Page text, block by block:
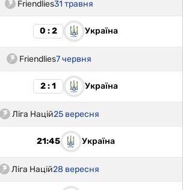
Friendlies31 травня
0 : 2 Україна
Friendlies7 червня
2 : 1 Україна
Ліга Націй25 вересня
21:45 Україна
Ліга Націй28 вересня